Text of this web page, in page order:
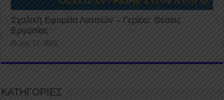
Σχολική Εφορεία Λατσιών – Γερίου: Θέσεις
Εργασίας
July 12, 2026
ΚΑΤΗΓΟΡΙΕΣ